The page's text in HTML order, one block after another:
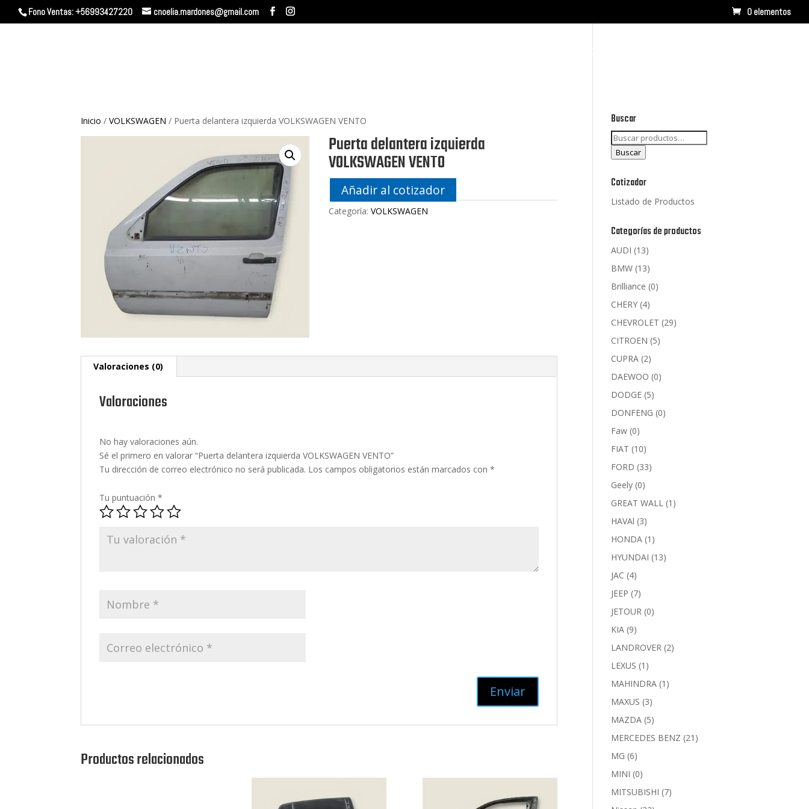
Fono Ventas: +56993427220 cnoelia.mardones@gmail.com 0 elementos
CONTACTO
Inicio /VOLKSWAGEN / Puerta delantera izquierda VOLKSWAGEN VENTO
Puerta delantera izquierda
VOLKSWAGEN VENTO
Añadir al cotizador
Categoría:VOLKSWAGEN
Valoraciones (0)
Valoraciones
No hay valoraciones aún.
Sé el primero en valorar “Puerta delantera izquierda VOLKSWAGEN VENTO”
Tu dirección de correo electrónico no será publicada. Los campos obligatorios están marcados con*
Tu puntuación*
Productos relacionados
Buscar
Buscar
por:
Buscar
Cotizador
Listado de Productos
Categorías de productos
AUDI (13)
BMW (13)
Brilliance (0)
CHERY (4)
CHEVROLET (29)
CITROEN (5)
CUPRA (2)
DAEWOO (0)
DODGE (5)
DONFENG (0)
Faw (0)
FIAT (10)
FORD (33)
Geely (0)
GREAT WALL (1)
HAVAl (3)
HONDA (1)
HYUNDAI (13)
JAC (4)
JEEP (7)
JETOUR (0)
KIA (9)
LANDROVER (2)
LEXUS (1)
MAHINDRA (1)
MAXUS (3)
MAZDA (5)
MERCEDES BENZ (21)
MG (6)
MINI (0)
MITSUBISHI (7)